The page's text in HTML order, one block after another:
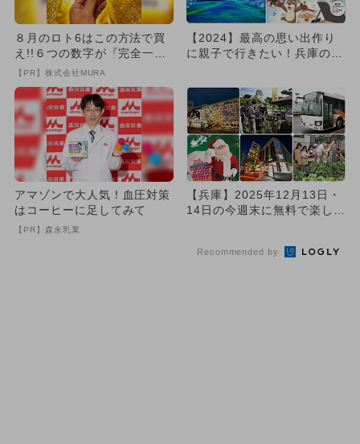
８月のロト6はこの方法で買
え!!６つの数字が『完全一
致』する方法
【PR】株式会社MURA
【2024】最高の思い出作り
に親子で行きたい！兵庫のお
アマゾンで大人気！血圧対策
はコーヒーに足してみて
【PR】森永乳業
【兵庫】2025年12月13日・
14日の今週末に無料で楽しめ
Recommended by